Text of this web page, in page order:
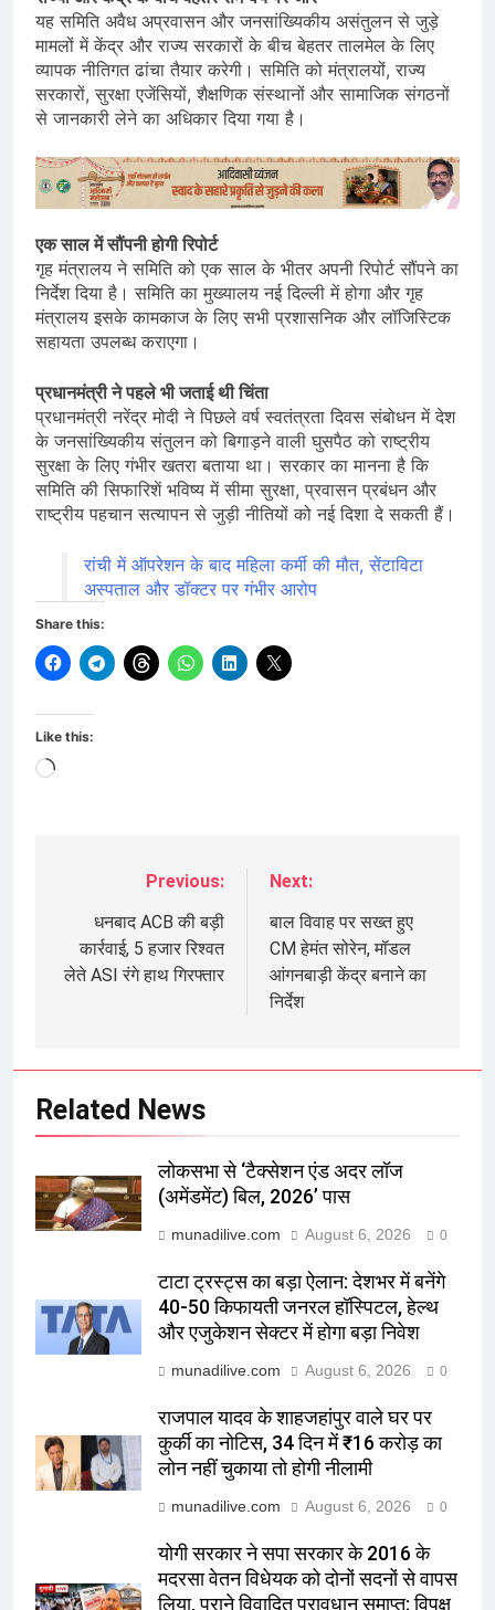
यह समिति अवैध अप्रवासन और जनसांख्यिकीय असंतुलन से जुड़े
मामलों में केंद्र और राज्य सरकारों के बीच बेहतर तालमेल के लिए
व्यापक नीतिगत ढांचा तैयार करेगी। समिति को मंत्रालयों, राज्य
सरकारों, सुरक्षा एजेंसियों, शैक्षणिक संस्थानों और सामाजिक संगठनों
से जानकारी लेने का अधिकार दिया गया है।
एक साल में सौंपनी होगी रिपोर्ट
गृह मंत्रालय ने समिति को एक साल के भीतर अपनी रिपोर्ट सौंपने का
निर्देश दिया है। समिति का मुख्यालय नई दिल्ली में होगा और गृह
मंत्रालय इसके कामकाज के लिए सभी प्रशासनिक और लॉजिस्टिक
सहायता उपलब्ध कराएगा।
प्रधानमंत्री ने पहले भी जताई थी चिंता
प्रधानमंत्री नरेंद्र मोदी ने पिछले वर्ष स्वतंत्रता दिवस संबोधन में देश
के जनसांख्यिकीय संतुलन को बिगाड़ने वाली घुसपैठ को राष्ट्रीय
सुरक्षा के लिए गंभीर खतरा बताया था। सरकार का मानना है कि
समिति की सिफारिशें भविष्य में सीमा सुरक्षा, प्रवासन प्रबंधन और
राष्ट्रीय पहचान सत्यापन से जुड़ी नीतियों को नई दिशा दे सकती हैं।
रांची में ऑपरेशन के बाद महिला कर्मी की मौत, सेंटाविटा
अस्पताल और डॉक्टर पर गंभीर आरोप
Share this:
Like this:
Loading…
navigation
Previous:
धनबाद ACB की बड़ी
कार्रवाई, 5 हजार रिश्वत
लेते ASI रंगे हाथ गिरफ्तार
Next:
बाल विवाह पर सख्त हुए
CM हेमंत सोरेन, मॉडल
आंगनबाड़ी केंद्र बनाने का
निर्देश
Related News
लोकसभा से ‘टैक्सेशन एंड अदर लॉज
(अमेंडमेंट) बिल, 2026’ पास
munadilive.com August 6, 2026 0
टाटा ट्रस्ट्स का बड़ा ऐलान: देशभर में बनेंगे
40-50 किफायती जनरल हॉस्पिटल, हेल्थ
और एजुकेशन सेक्टर में होगा बड़ा निवेश
munadilive.com August 6, 2026 0
राजपाल यादव के शाहजहांपुर वाले घर पर
कुर्की का नोटिस, 34 दिन में ₹16 करोड़ का
लोन नहीं चुकाया तो होगी नीलामी
munadilive.com August 6, 2026 0
योगी सरकार ने सपा सरकार के 2016 के
मदरसा वेतन विधेयक को दोनों सदनों से वापस
लिया, पुराने विवादित प्रावधान समाप्त; विपक्ष